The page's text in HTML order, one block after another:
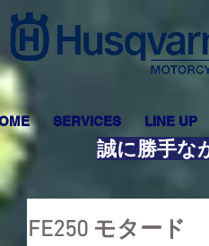
SERVICES LINE UP
誠に勝手な
FE250 モタード